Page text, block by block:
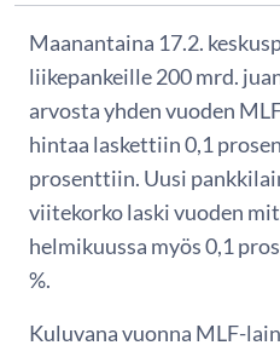
Maanantaina 17.2.
liikepankeille 200 mrd.
arvosta yhden vuoden
hintaa laskettiin 0,1
prosenttiin. Uusi
viitekorko laski vuoden
helmikuussa myös 0,1
%.
Kuluvana vuonna MLF-